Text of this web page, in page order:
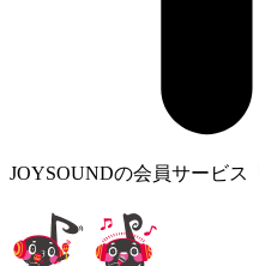
JOYSOUNDの会員サービス